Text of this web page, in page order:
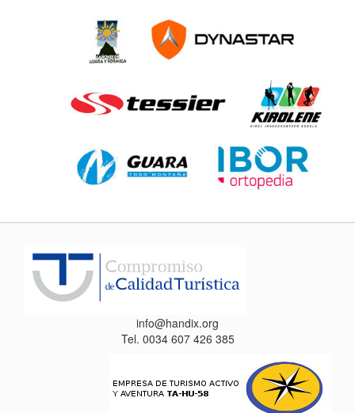
info@handix.org
Tel. 0034 607 426 385